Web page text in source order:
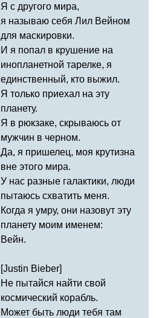
Я с другого мира,
я называю себя Лил Вейном
для маскировки.
И я попал в крушение на
инопланетной тарелке, я
единственный, кто выжил.
Я только приехал на эту
планету.
Я в рюкзаке, скрываюсь от
мужчин в черном.
Да, я пришелец, моя крутизна
вне этого мира.
У нас разные галактики, люди
пытаюсь схватить меня.
Когда я умру, они назовут эту
планету моим именем:
Вейн.
[Justin Bieber]
Не пытайся найти свой
космический корабль.
Может быть люди тебя там